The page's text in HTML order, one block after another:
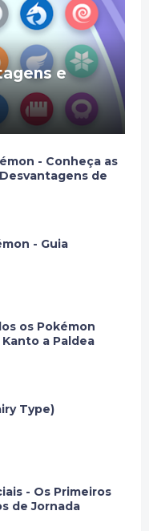
e
- Conheça as
de
- Guia
os Pokémon
a Paldea
Type)
- Os Primeiros
de Jornada